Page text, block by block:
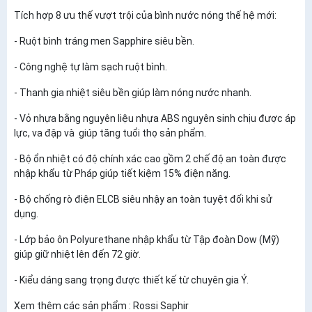
Tích hợp 8 ưu thế vượt trội của bình nước nóng thế hệ mới:
- Ruột bình tráng men Sapphire siêu bền.
- Công nghệ tự làm sạch ruột bình.
- Thanh gia nhiệt siêu bền giúp làm nóng nước nhanh.
- Vỏ nhựa bằng nguyên liệu nhựa ABS nguyên sinh chịu được áp
lực, va đập và giúp tăng tuổi thọ sản phẩm.
- Bộ ổn nhiệt có độ chính xác cao gồm 2 chế độ an toàn được
nhập khẩu từ Pháp giúp tiết kiệm 15% điện năng.
- Bộ chống rò điện ELCB siêu nhậy an toàn tuyệt đối khi sử
dụng.
- Lớp bảo ôn Polyurethane nhập khẩu từ Tập đoàn Dow (Mỹ)
giúp giữ nhiệt lên đến 72 giờ.
- Kiểu dáng sang trọng được thiết kế từ chuyên gia Ý.
Xem thêm các sản phẩm : Rossi Saphir